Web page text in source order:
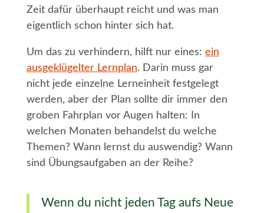
Zeit dafür überhaupt reicht und was man
eigentlich schon hinter sich hat.
Um das zu verhindern, hilft nur eines: ein
ausgeklügelter Lernplan. Darin muss gar
nicht jede einzelne Lerneinheit festgelegt
werden, aber der Plan sollte dir immer den
groben Fahrplan vor Augen halten: In
welchen Monaten behandelst du welche
Themen? Wann lernst du auswendig? Wann
sind Übungsaufgaben an der Reihe?
Wenn du nicht jeden Tag aufs Neue